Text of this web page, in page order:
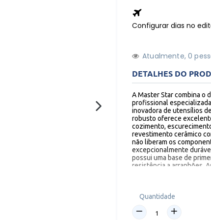
Configurar dias no
Atualmente,10
DETALHES DO
A Master Star combina o
profissional
inovadora de utensílios
robusto oferece
cozimento,
revestimento cerâmico
não liberam os
excepcionalmente
possui uma base de
resistência a arranhões.
de despejar sem
linhas simples e limpas,
Esse maravilhoso jogo
nos fogões:
Quantidade